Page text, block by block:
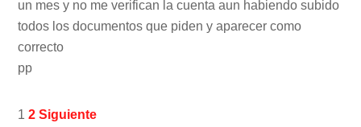
un mes y no me verifican la cuenta aun habiendo subido
todos los documentos que piden y aparecer como
correcto
pp
Navegación
Página
1 Página
2 Siguiente